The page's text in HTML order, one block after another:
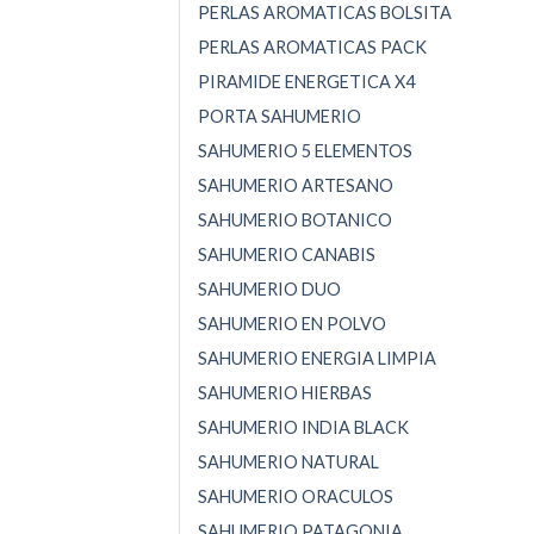
PERLAS AROMATICAS BOLSITA
PERLAS AROMATICAS PACK
PIRAMIDE ENERGETICA X4
PORTA SAHUMERIO
SAHUMERIO 5 ELEMENTOS
SAHUMERIO ARTESANO
SAHUMERIO BOTANICO
SAHUMERIO CANABIS
SAHUMERIO DUO
SAHUMERIO EN POLVO
SAHUMERIO ENERGIA LIMPIA
SAHUMERIO HIERBAS
SAHUMERIO INDIA BLACK
SAHUMERIO NATURAL
SAHUMERIO ORACULOS